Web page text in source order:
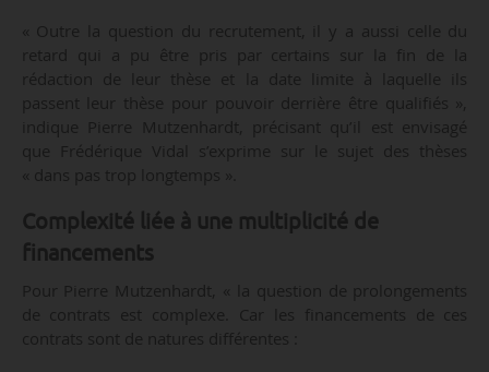
« Outre la question du recrutement, il y a aussi celle du
retard qui a pu être pris par certains sur la fin de la
rédaction de leur thèse et la date limite à laquelle ils
passent leur thèse pour pouvoir derrière être qualifiés »,
indique Pierre Mutzenhardt, précisant qu’il est envisagé
que Frédérique Vidal s’exprime sur le sujet des thèses
« dans pas trop longtemps ».
Complexité liée à une multiplicité de
financements
Pour Pierre Mutzenhardt, « la question de prolongements
de contrats est complexe. Car les financements de ces
contrats sont de natures différentes :